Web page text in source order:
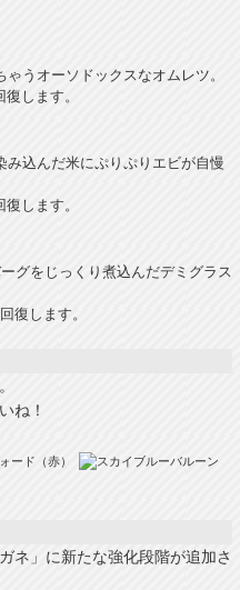
うオーソドックスなオムレツ。
します。
み込んだ米にぷりぷりエビが自慢
します。
グをじっくり煮込んだデミグラス
復します。
ね！
ネ」に新たな強化段階が追加さ